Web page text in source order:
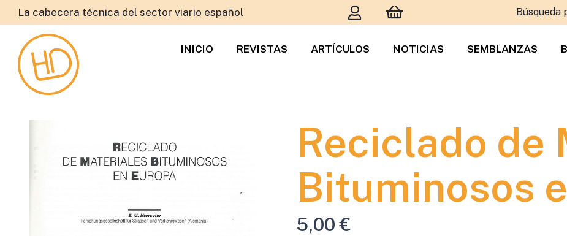
La cabecera técnica del sector viario español Búsqueda
INICIO REVISTAS ARTÍCULOS NOTICIAS SEMBLANZAS
Reciclado de
Bituminosos
5,00€